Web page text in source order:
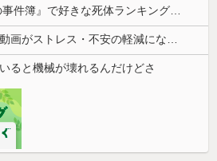
【画像】 『金田一少年の事件簿』で好きな死体ランキング１位がこちら！
【朗報】かわいい動物の動画がストレス・不安の軽減になる可能性。英大学の研究で実証
ると機械が壊れるんだけどさ